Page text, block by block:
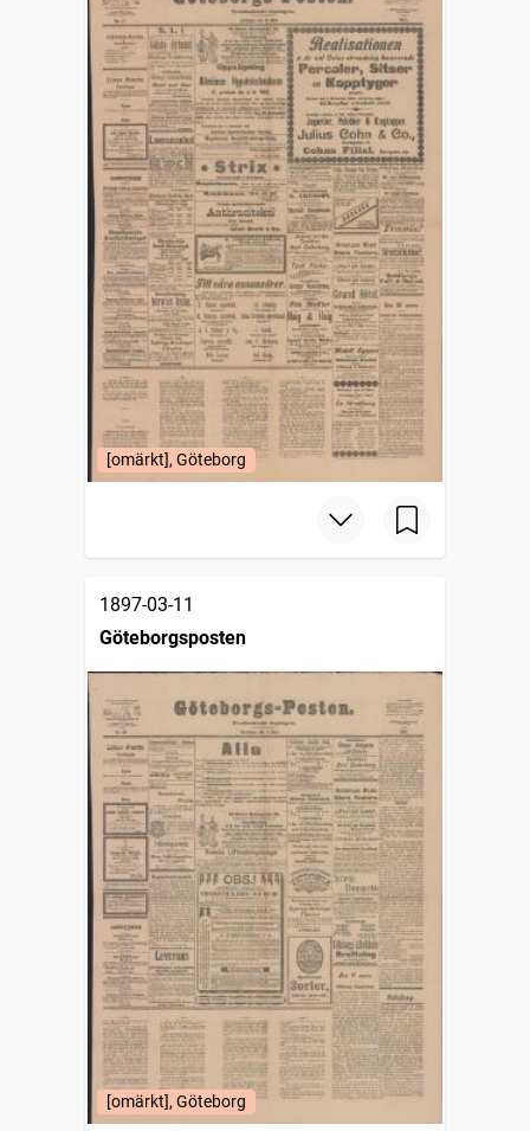
[omärkt], Göteborg
1897-03-11
Göteborgsposten
[omärkt], Göteborg